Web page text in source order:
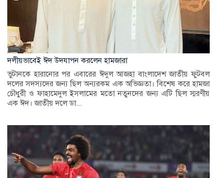
দলীয়ভাবেই ঈদ উদযাপন করলেন হামজারা
ভুটানকে হারানোর পর এবারের ঈদুল আজহা বাংলাদেশ জাতীয় ফুটবল
দলের সদস্যদের জন্য ছিল অন্যরকম এক অভিজ্ঞতা। বিশেষ করে হামজা
চৌধুরী ও ফাহামেদুল ইসলামের মতো নতুনদের জন্য এটি ছিল স্মরণীয়
এক ঈদ। জাতীয় দলে ডা...